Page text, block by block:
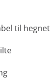
til hegnet